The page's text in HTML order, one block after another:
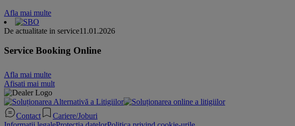
Afla mai multe
De actualitate in service11.01.2026
Service Booking Online
Afla mai multe
Afisati mai mult
Contact
Cariere/Joburi